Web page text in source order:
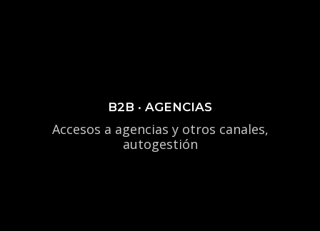
B2B · AGENCIAS
Accesos a agencias y otros canales,
autogestión